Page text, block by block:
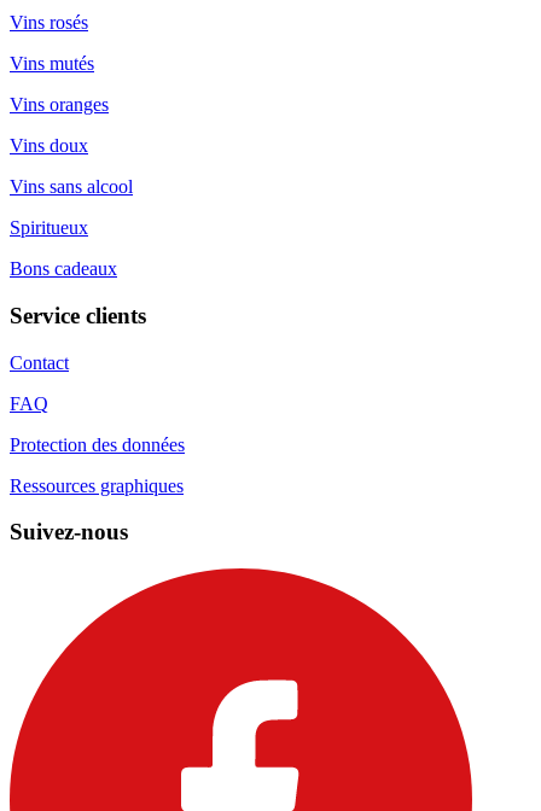
Vins rosés
Vins mutés
Vins oranges
Vins doux
Vins sans alcool
Spiritueux
Bons cadeaux
Service clients
Contact
FAQ
Protection des données
Ressources graphiques
Suivez-nous